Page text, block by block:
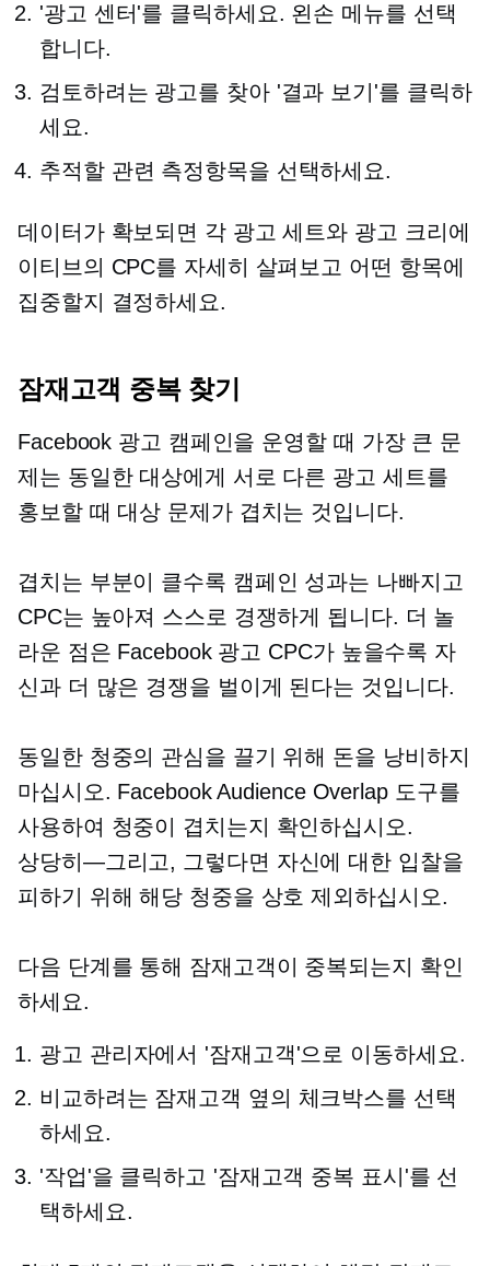
'광고 센터'를 클릭하세요. 왼손 메뉴를 선택
합니다.
검토하려는 광고를 찾아 '결과 보기'를 클릭하
세요.
추적할 관련 측정항목을 선택하세요.
데이터가 확보되면 각 광고 세트와 광고 크리에
이티브의 CPC를 자세히 살펴보고 어떤 항목에
집중할지 결정하세요.
잠재고객 중복 찾기
Facebook 광고 캠페인을 운영할 때 가장 큰 문
제는 동일한 대상에게 서로 다른 광고 세트를
홍보할 때 대상 문제가 겹치는 것입니다.
겹치는 부분이 클수록 캠페인 성과는 나빠지고
CPC는 높아져 스스로 경쟁하게 됩니다. 더 놀
라운 점은 Facebook 광고 CPC가 높을수록 자
신과 더 많은 경쟁을 벌이게 된다는 것입니다.
동일한 청중의 관심을 끌기 위해 돈을 낭비하지
마십시오. Facebook Audience Overlap 도구를
사용하여 청중이 겹치는지 확인하십시오.
상당히—그리고, 그렇다면 자신에 대한 입찰을
피하기 위해 해당 청중을 상호 제외하십시오.
다음 단계를 통해 잠재고객이 중복되는지 확인
하세요.
광고 관리자에서 '잠재고객'으로 이동하세요.
비교하려는 잠재고객 옆의 체크박스를 선택
하세요.
'작업'을 클릭하고 '잠재고객 중복 표시'를 선
택하세요.